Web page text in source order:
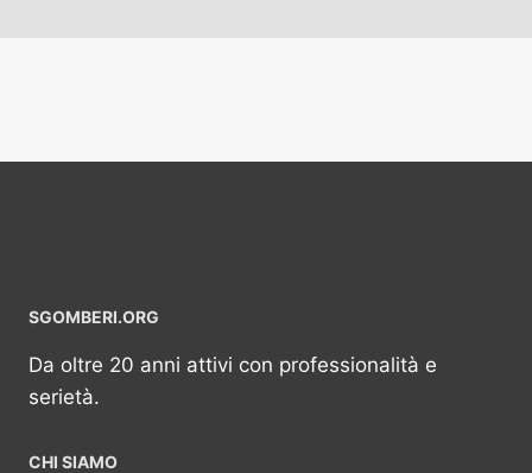
SGOMBERI.ORG
Da oltre 20 anni attivi con professionalità e
serietà.
CHI SIAMO